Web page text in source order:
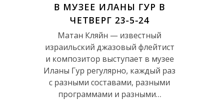
В МУЗЕЕ ИЛАНЫ ГУР В
ЧЕТВЕРГ 23-5-24
Матан Кляйн — известный
израильский джазовый флейтист
и композитор выступает в музее
Иланы Гур регулярно, каждый раз
с разными составами, разными
программами и разными…